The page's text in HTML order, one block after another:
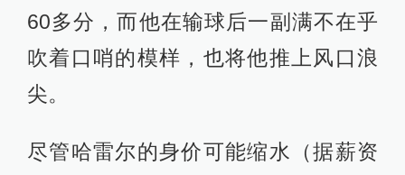
60多分，而他在输球后一副满不在乎
吹着口哨的模样，也将他推上风口浪
尖。
尽管哈雷尔的身价可能缩水（据薪资